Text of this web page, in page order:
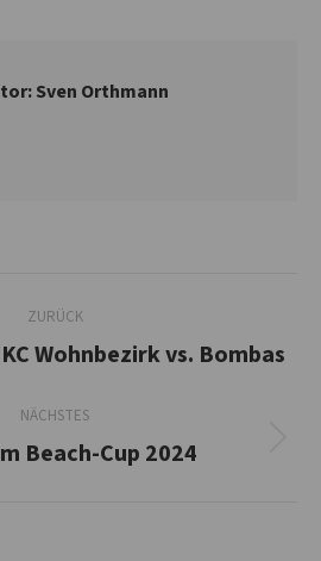
Sven Orthmann
ZURÜCK
Vorheriger
Wohnbezirk vs. Bombas
NÄCHSTES
Nächster
Beach-Cup 2024